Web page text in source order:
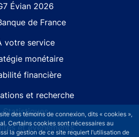
des témoins de connexion, dits « cookies »,
Certains cookies sont nécessaires au
la gestion de ce site requiert l’utilisation de
Évian 2026
de France
votre service
monétaire
financière
et recherche
Statistiques
et événements